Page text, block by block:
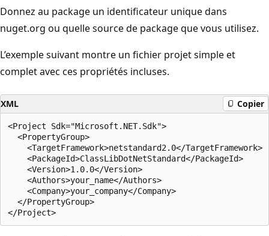
Donnez au package un identificateur unique dans
nuget.org ou quelle source de package que vous utilisez.
L’exemple suivant montre un fichier projet simple et
complet avec ces propriétés incluses.
XML Copier
<Project Sdk="Microsoft.NET.Sdk">
  <PropertyGroup>
    <TargetFramework>netstandard2.0</TargetFramework>
    <PackageId>ClassLibDotNetStandard</PackageId>
    <Version>1.0.0</Version>
    <Authors>your_name</Authors>
    <Company>your_company</Company>
  </PropertyGroup>